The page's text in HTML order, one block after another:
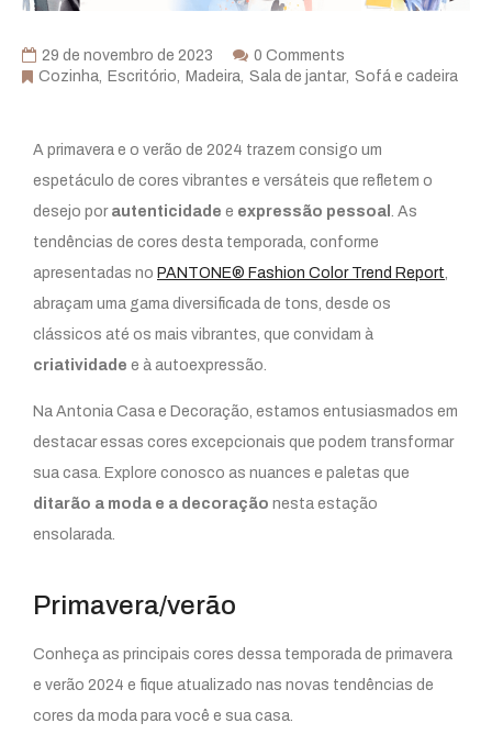
29 de novembro de 2023
0 Comments
Cozinha
Escritório Madeira Sala de jantar Sofá e cadeira
A primavera e o verão de 2024 trazem consigo um
espetáculo de cores vibrantes e versáteis que refletem o
desejo por autenticidade e expressão pessoal . As
tendências de cores desta temporada, conforme
apresentadas no PANTONE® Fashion Color Trend Report,
abraçam uma gama diversificada de tons, desde os
clássicos até os mais vibrantes, que convidam à
criatividade e à autoexpressão.
Na Antonia Casa e Decoração, estamos entusiasmados em
destacar essas cores excepcionais que podem transformar
sua casa. Explore conosco as nuances e paletas que
ditarão a moda e a decoração nesta estação
ensolarada.
Primavera/verão
Conheça as principais cores dessa temporada de primavera
e verão 2024 e fique atualizado nas novas tendências de
cores da moda para você e sua casa.